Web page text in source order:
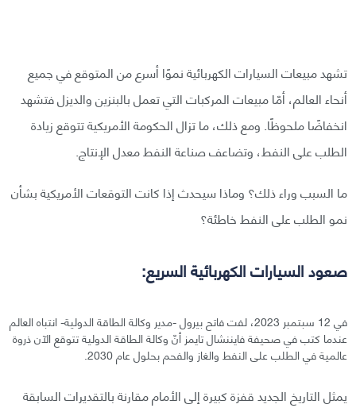
تشهد مبيعات السيارات الكهربائية نموًا أسرع من المتوقع في جميع
أنحاء العالم، أمّا مبيعات المركبات التي تعمل بالبنزين والديزل فتشهد
انخفاضًا ملحوظًا. ومع ذلك، ما تزال الحكومة الأمريكية تتوقع زيادة
الطلب على النفط، وتضاعف صناعة النفط معدل الإنتاج.
ما السبب وراء ذلك؟ وماذا سيحدث إذا كانت التوقعات الأمريكية بشأن
نمو الطلب على النفط خاطئة؟
صعود السيارات الكهربائية السريع:
في 12 سبتمبر 2023، لفت فاتح بيرول -مدير وكالة الطاقة الدولية- انتباه العالم
عندما كتب في صحيفة فايننشال تايمز أنّ وكالة الطاقة الدولية تتوقع الآن ذروة
عالمية في الطلب على النفط والغاز والفحم بحلول عام 2030.
يمثل التاريخ الجديد قفزة كبيرة إلى الأمام مقارنة بالتقديرات السابقة